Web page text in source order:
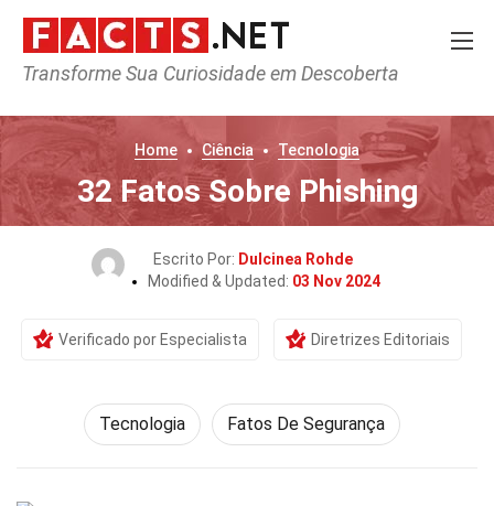
Transforme Sua Curiosidade em Descoberta
Home Ciência Tecnologia
32 Fatos Sobre Phishing
Escrito Por: Dulcinea Rohde
Modified & Updated: 03 Nov 2024
Verificado por Especialista Diretrizes Editoriais
Tecnologia Fatos De Segurança